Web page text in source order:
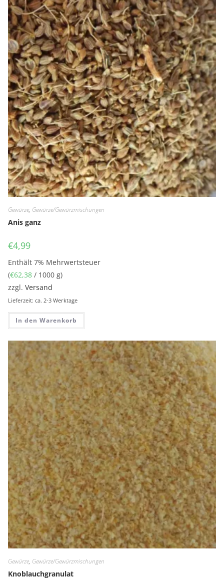
Gewürze, Gewürze/Gewürzmischungen
Anis ganz
€4,99
Enthält 7% Mehrwertsteuer
(€62,38 / 1000 g)
zzgl.Versand
Lieferzeit: ca. 2-3 Werktage
In den Warenkorb
Gewürze, Gewürze/Gewürzmischungen
Knoblauchgranulat